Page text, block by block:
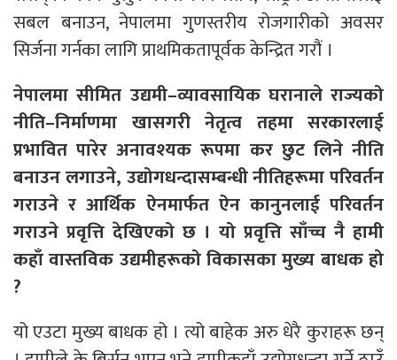
सबल बनाउन, नेपालमा गुणस्तरीय रोजगारीको अवसर
सिर्जना गर्नका लागि प्राथमिकतापूर्वक केन्द्रित गरौं ।
नेपालमा सीमित उद्यमी–व्यावसायिक घरानाले राज्यको
नीति–निर्माणमा खासगरी नेतृत्व तहमा सरकारलाई
प्रभावित पारेर अनावश्यक रूपमा कर छुट लिने नीति
बनाउन लगाउने, उद्योगधन्दासम्बन्धी नीतिहरूमा परिवर्तन
गराउने र आर्थिक ऐनमार्फत ऐन कानुनलाई परिवर्तन
गराउने प्रवृत्ति देखिएको छ । यो प्रवृत्ति साँच्च नै हामी
कहाँ वास्तविक उद्यमीहरूको विकासका मुख्य बाधक हो
?
यो एउटा मुख्य बाधक हो । त्यो बाहेक अरु धेरै कुराहरू छन्